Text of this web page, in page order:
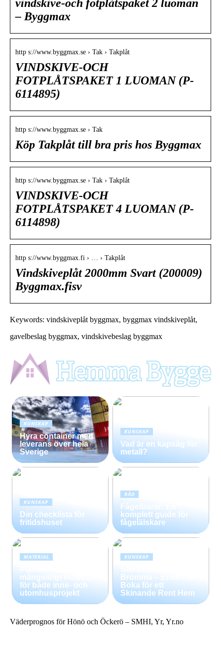
vindskive-och fotplåtspaket 2 luoman
– Byggmax
http s://www.byggmax.se › Tak › Takplåt
VINDSKIVE-OCH
FOTPLÅTSPAKET 1 LUOMAN (P-
6114895)
http s://www.byggmax.se › Tak
Köp Takplåt till bra pris hos Byggmax
http s://www.byggmax.se › Tak › Takplåt
VINDSKIVE-OCH
FOTPLÅTSPAKET 4 LUOMAN (P-
6114898)
http s://www.byggmax.fi › … › Takplåt
Vindskiveplåt 2000mm Svart (200009)
Byggmax.fisv
Keywords: vindskiveplåt byggmax, byggmax vindskiveplåt,
gavelbeslag byggmax, vindskivebeslag byggmax
KUNSKAP
Hyra container med
leverans över hela
Sverige
KUNSKAP
Vad är en kapsåg för
metall?
KUNSKAP
Din checklista för
fritidshuset
RÅD
Fågelburar: En
komplett guide för
fågelälskare
MATERIAL
mångsidigt material
för både inne- och
utomhusprojekt
KUNSKAP
Bromma – Enkelt att
Boka för ett
Skinande Rent Hem
Väderprognos för Hönö och Öckerö – SMHI, Yr, Yr.no